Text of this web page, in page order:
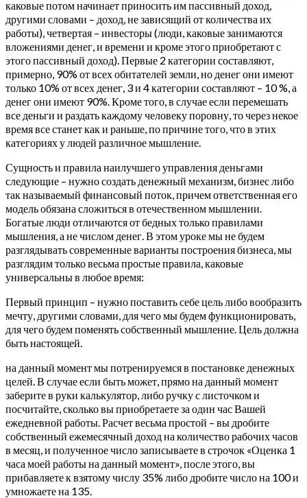
каковые потом начинает приносить им пассивный доход,
другими словами – доход, не зависящий от количества их
работы), четвертая – инвесторы (люди, каковые занимаются
вложениями денег, и времени и кроме этого приобретают с
этого пассивный доход).Первые 2 категории составляют,
примерно, 90% от всех обитателей земли, но денег они имеют
только 10% от всех денег, 3 и 4 категории составляют – 10 %, а
денег они имеют 90%. Кроме того, в случае если перемешать
все деньги и раздать каждому человеку поровну, то через некое
время все станет как и раньше, по причине того, что в этих
категориях у людей различное мышление.
Сущность и правила наилучшего управления деньгами
следующие – нужно создать денежный механизм, бизнес либо
так называемый финансовый поток, причем ответственная его
модель обязана сложиться в отечественном мышлении.
Богатые люди отличаются от бедных только правилами
мышления, а не числом денег. В этом уроке мы не будем
разглядывать современные варианты построения бизнеса, мы
разглядим только весьма простые правила, каковые
универсальны в любое время:
Первый принцип – нужно поставить себе цель либо вообразить
мечту, другими словами, для чего мы будем функционировать,
для чего будем поменять собственный мышление. Цель должна
быть настоящей.
на данный момент мы потренируемся в постановке денежных
целей. В случае если быть может, прямо на данный момент
заберите в руки калькулятор, либо ручку с листочком и
посчитайте, сколько вы приобретаете за один час Вашей
ежедневной работы. Расчет весьма простой – вы дробите
собственный ежемесячный доход на количество рабочих часов
в месяц, и полученное число записываете в строчок «Оценка 1
часа моей работы на данный момент», после этого, вы
прибавляете к взятому числу 35% либо дробите число на 100 и
умножаете на 135.